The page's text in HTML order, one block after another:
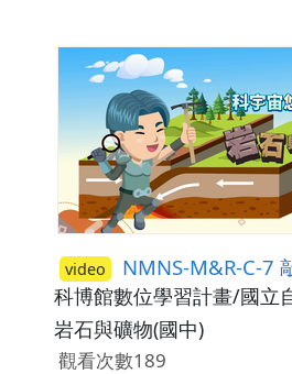
video NMNS-M&R-C-7 敲碎花
科博館數位學習計畫/國立
岩石與礦物(國中)
觀看次數189